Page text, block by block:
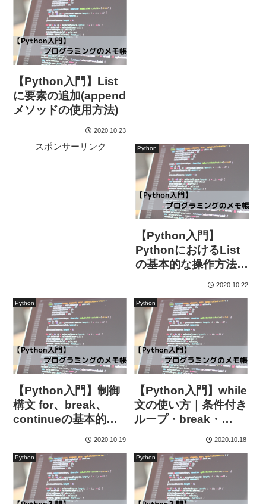
【Python入門】List
に要素の追加(append
メソッドの使用方法)
2020.10.23
スポンサーリンク Python
【Python入門】
PythonにおけるList
の基本的な操作方法-
2020.10.22
Python
【Python入門】制御
構文 for、break、
continueの基本的な
2020.10.19
Python
【Python入門】while
文の使い方｜条件付き
ループ・break・
2020.10.18
Python Python